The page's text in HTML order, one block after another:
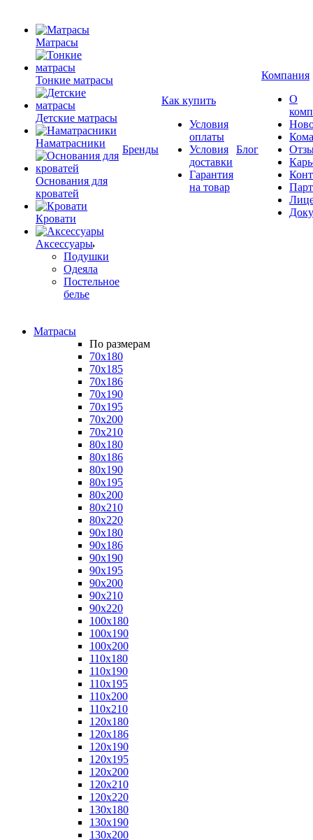
Матрасы
Тонкие матрасы
Детские матрасы
Наматрасники
Основания для
кроватей
Кровати
Аксессуары
Подушки
Одеяла
Постельное
белье
Бренды
Как купить
Условия
оплаты
Условия
доставки
Гарантия
на товар
Блог
Компания
О
Матрасы
По размерам
70x180
70x185
70x186
70x190
70x195
70x200
70x210
80x180
80x186
80x190
80x195
80x200
80x210
80x220
90x180
90x186
90x190
90x195
90x200
90x210
90x220
100x180
100x190
100x200
110x180
110x190
110x195
110x200
110x210
120x180
120x186
120x190
120x195
120x200
120x210
120x220
130x180
130x190
130x200